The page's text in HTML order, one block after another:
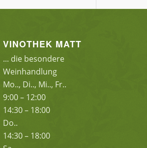
VINOTHEK MATT
... die besondere
Weinhandlung
Mo.., Di.., Mi.., Fr..
9:00 – 12:00
14:30 – 18:00
Do..
14:30 – 18:00